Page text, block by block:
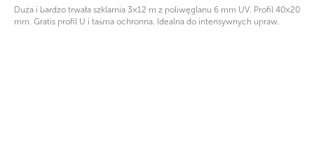
Duża i bardzo trwała szklarnia 3×12 m z poliwęglanu 6 mm UV. Profil 40×20
mm. Gratis profil U i taśma ochronna. Idealna do intensywnych upraw.